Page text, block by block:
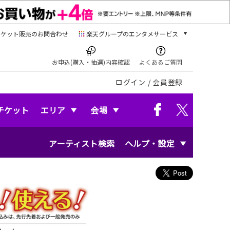
ット販売のお問合わせ 楽天グループのエンタメサービス
本/ゲーム/CD/DVD
楽天ブックス
電子書籍
楽天Kobo
音楽配信
お申込(購入・抽選)内容確認 よくあるご質問
ログイン / 会員登録
ケット エリア 会場
アーティスト検索 ヘルプ・設定